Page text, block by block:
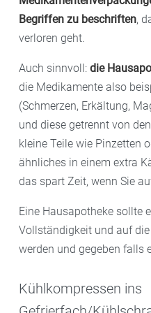
Sie die allgemeinen
mit denen Sie gute
Begriffen zu beschriften,
verloren geht.
Auch sinnvoll: die
die Medikamente also
(Schmerzen, Erkältung,
und diese getrennt von
kleine Teile wie Pinzetten
ähnliches in einem extra
das spart Zeit, wenn Sie
Eine Hausapotheke sollte
Vollständigkeit und auf
werden und gegeben falls
Kühlkompressen ins